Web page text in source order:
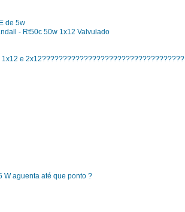
de 5w
- Rt50c 50w 1x12 Valvulado
e 2x12??????????????????????????????????
W aguenta até que ponto ?